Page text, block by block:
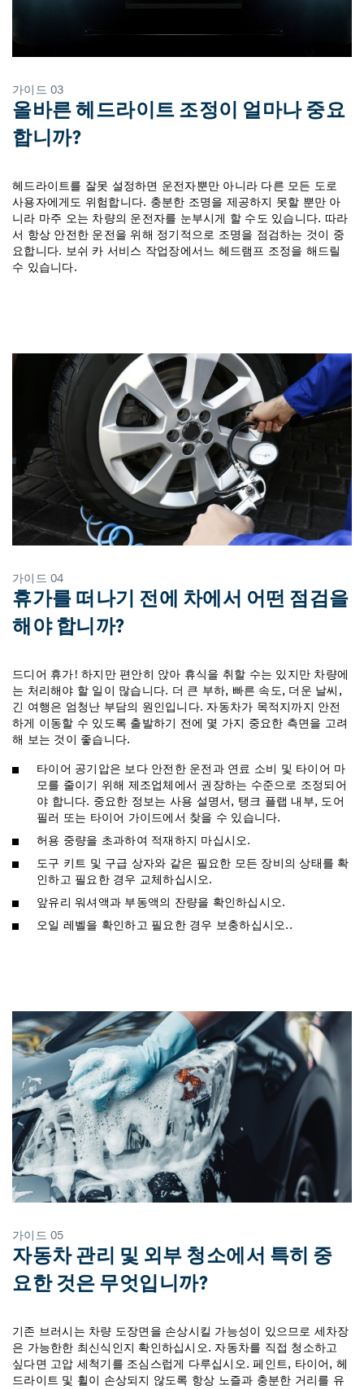
가이드 03
올바른 헤드라이트 조정이 얼마나 중요
합니까?
헤드라이트를 잘못 설정하면 운전자뿐만 아니라 다른 모든 도로
사용자에게도 위험합니다. 충분한 조명을 제공하지 못할 뿐만 아
니라 마주 오는 차량의 운전자를 눈부시게 할 수도 있습니다. 따라
서 항상 안전한 운전을 위해 정기적으로 조명을 점검하는 것이 중
요합니다. 보쉬 카 서비스 작업장에서느 헤드램프 조정을 해드릴
수 있습니다.
가이드 04
휴가를 떠나기 전에 차에서 어떤 점검을
해야 합니까?
드디어 휴가! 하지만 편안히 앉아 휴식을 취할 수는 있지만 차량에
는 처리해야 할 일이 많습니다. 더 큰 부하, 빠른 속도, 더운 날씨,
긴 여행은 엄청난 부담의 원인입니다. 자동차가 목적지까지 안전
하게 이동할 수 있도록 출발하기 전에 몇 가지 중요한 측면을 고려
해 보는 것이 좋습니다.
타이어 공기압은 보다 안전한 운전과 연료 소비 및 타이어 마
모를 줄이기 위해 제조업체에서 권장하는 수준으로 조정되어
야 합니다. 중요한 정보는 사용 설명서, 탱크 플랩 내부, 도어
필러 또는 타이어 가이드에서 찾을 수 있습니다.
허용 중량을 초과하여 적재하지 마십시오.
도구 키트 및 구급 상자와 같은 필요한 모든 장비의 상태를 확
인하고 필요한 경우 교체하십시오.
앞유리 워셔액과 부동액의 잔량을 확인하십시오.
오일 레벨을 확인하고 필요한 경우 보충하십시오..
가이드 05
자동차 관리 및 외부 청소에서 특히 중
요한 것은 무엇입니까?
기존 브러시는 차량 도장면을 손상시킬 가능성이 있으므로 세차장
은 가능한한 최신식인지 확인하십시오. 자동차를 직접 청소하고
싶다면 고압 세척기를 조심스럽게 다루십시오. 페인트, 타이어, 헤
드라이트 및 휠이 손상되지 않도록 항상 노즐과 충분한 거리를 유